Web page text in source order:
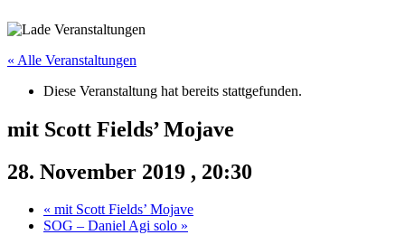
« Alle Veranstaltungen
Diese Veranstaltung hat bereits stattgefunden.
mit Scott Fields’ Mojave
28. November 2019 , 20:30
« mit Scott Fields’ Mojave
SOG – Daniel Agi solo »